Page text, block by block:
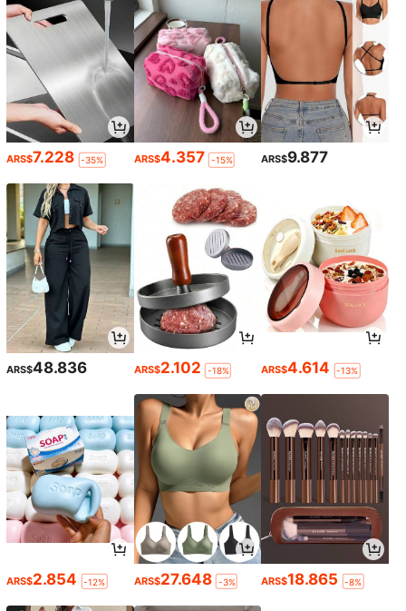
ARS$7.228 -35% ARS$4.357 -15% ARS$9.877
ARS$48.836 ARS$2.102 -18% ARS$4.614 -13%
ARS$2.854 -12% ARS$27.648 -3% ARS$18.865 -8%